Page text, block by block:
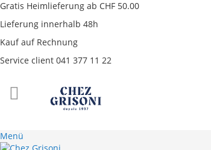
Gratis Heimlieferung ab CHF 50.00
Lieferung innerhalb 48h
Kauf auf Rechnung
Service client 041 377 11 22
Menü